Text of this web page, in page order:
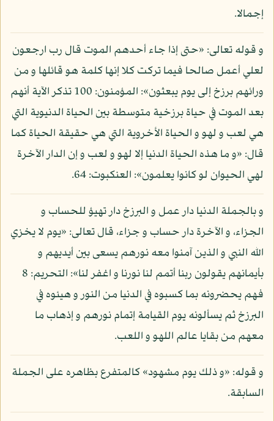
إجمالا.
و قوله تعالى: «حتى إذا جاء أحدهم الموت قال رب ارجعون
لعلي أعمل صالحا فيما تركت كلا إنها كلمة هو قائلها و من
ورائهم برزخ إلى يوم يبعثون»: المؤمنون: 100 تذكر الآية أنهم
بعد الموت في حياة برزخية متوسطة بين الحياة الدنيوية التي
هي لعب و لهو و الحياة الأخروية التي هي حقيقة الحياة كما
قال: «و ما هذه الحياة الدنيا إلا لهو و لعب و إن الدار الآخرة
لهي الحيوان لو كانوا يعلمون»: العنكبوت: 64.
و بالجملة الدنيا دار عمل و البرزخ دار تهيؤ للحساب و
الجزاء، و الآخرة دار حساب و جزاء، قال تعالى: «يوم لا يخزي
الله النبي و الذين آمنوا معه نورهم يسعى بين أيديهم و
بأيمانهم يقولون ربنا أتمم لنا نورنا و اغفر لنا»: التحريم: 8
فهم يحضرونه بما كسبوه في الدنيا من النور و هيئوه في
البرزخ ثم يسألونه يوم القيامة إتمام نورهم و إذهاب ما
معهم من بقايا عالم اللهو و اللعب.
و قوله: «و ذلك يوم مشهود» كالمتفرع بظاهره على الجملة
السابقة.